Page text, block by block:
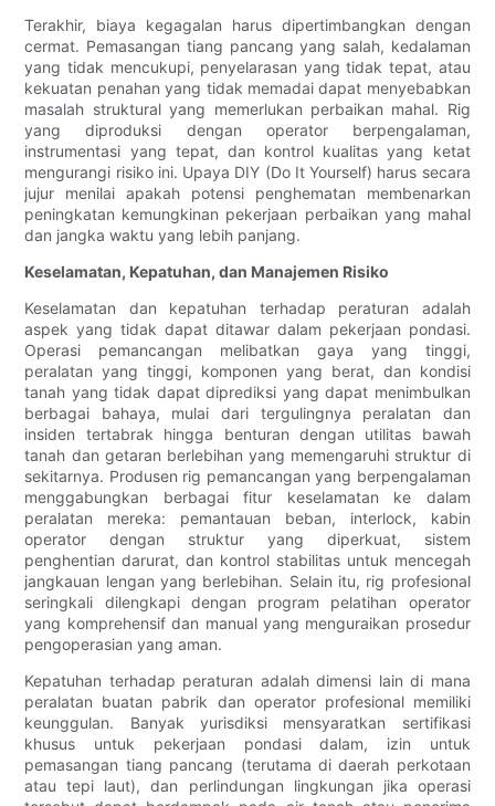
Terakhir, biaya kegagalan harus dipertimbangkan dengan
cermat. Pemasangan tiang pancang yang salah, kedalaman
yang tidak mencukupi, penyelarasan yang tidak tepat, atau
kekuatan penahan yang tidak memadai dapat menyebabkan
masalah struktural yang memerlukan perbaikan mahal. Rig
yang diproduksi dengan operator berpengalaman,
instrumentasi yang tepat, dan kontrol kualitas yang ketat
mengurangi risiko ini. Upaya DIY (Do It Yourself) harus secara
jujur ​​menilai apakah potensi penghematan membenarkan
peningkatan kemungkinan pekerjaan perbaikan yang mahal
dan jangka waktu yang lebih panjang.
Keselamatan, Kepatuhan, dan Manajemen Risiko
Keselamatan dan kepatuhan terhadap peraturan adalah
aspek yang tidak dapat ditawar dalam pekerjaan pondasi.
Operasi pemancangan melibatkan gaya yang tinggi,
peralatan yang tinggi, komponen yang berat, dan kondisi
tanah yang tidak dapat diprediksi yang dapat menimbulkan
berbagai bahaya, mulai dari tergulingnya peralatan dan
insiden tertabrak hingga benturan dengan utilitas bawah
tanah dan getaran berlebihan yang memengaruhi struktur di
sekitarnya. Produsen rig pemancangan yang berpengalaman
menggabungkan berbagai fitur keselamatan ke dalam
peralatan mereka: pemantauan beban, interlock, kabin
operator dengan struktur yang diperkuat, sistem
penghentian darurat, dan kontrol stabilitas untuk mencegah
jangkauan lengan yang berlebihan. Selain itu, rig profesional
seringkali dilengkapi dengan program pelatihan operator
yang komprehensif dan manual yang menguraikan prosedur
pengoperasian yang aman.
Kepatuhan terhadap peraturan adalah dimensi lain di mana
peralatan buatan pabrik dan operator profesional memiliki
keunggulan. Banyak yurisdiksi mensyaratkan sertifikasi
khusus untuk pekerjaan pondasi dalam, izin untuk
pemasangan tiang pancang (terutama di daerah perkotaan
atau tepi laut), dan perlindungan lingkungan jika operasi